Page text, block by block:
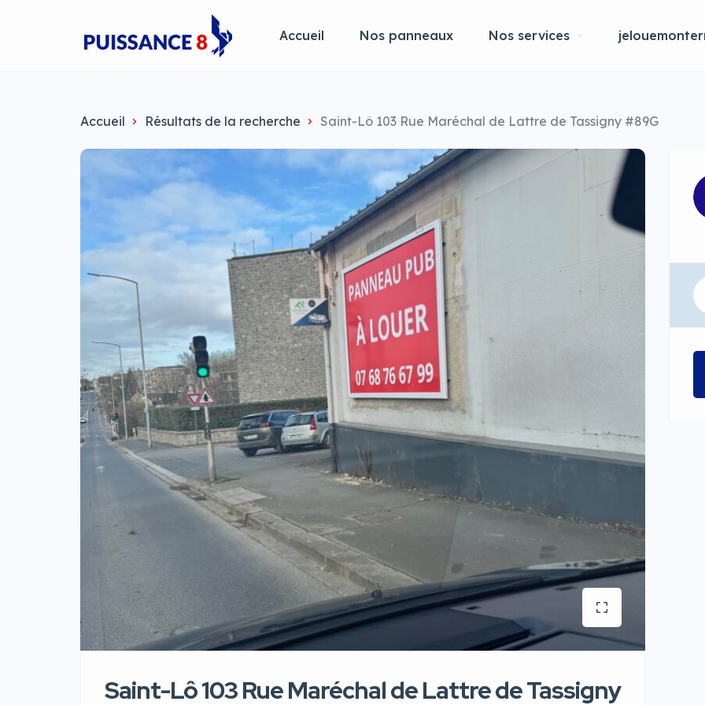
Accueil Nos panneaux Nos services
Accueil Résultats de la recherche Saint-Lô 103 Rue Maréchal de Lattre de Tassigny #89G
Saint-Lô 103 Rue Maréchal de Lattre de Tassigny